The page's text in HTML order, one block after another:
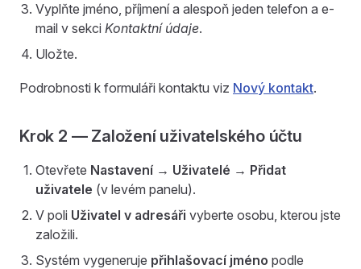
Vyplňte jméno, příjmení a alespoň jeden telefon a e-
mail v sekci Kontaktní údaje.
Uložte.
Podrobnosti k formuláři kontaktu viz Nový kontakt.
Krok 2 — Založení uživatelského účtu
Otevřete Nastavení → Uživatelé → Přidat
uživatele (v levém panelu).
V poli Uživatel v adresáři vyberte osobu, kterou jste
založili.
Systém vygeneruje přihlašovací jméno podle